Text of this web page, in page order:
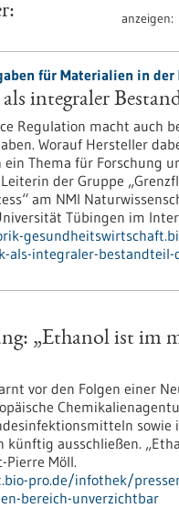
anzeigen:
für Materialien in
integraler
Regulation macht auch
Worauf Hersteller
ein Thema für Forschung
der Gruppe
am NMI
Tübingen im
integraler-bestandteil-
„Ethanol ist im
vor den Folgen einer
sowie
ausschließen.
Pierre Möll.
pro.de/infothek/
bereich-unverzichtbar